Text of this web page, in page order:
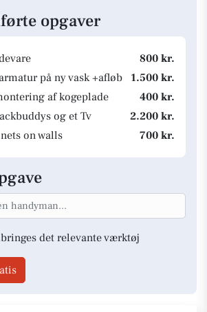
opgaver
800 kr.
på ny vask +afløb
1.500 kr.
af kogeplade
400 kr.
og et Tv
2.200 kr.
on walls
700 kr.
det relevante værktøj